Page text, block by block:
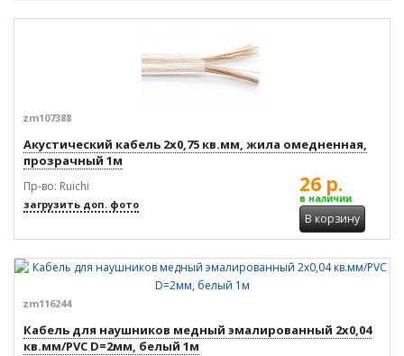
zm107388
Акустический кабель 2x0,75 кв.мм, жила омедненная,
прозрачный 1м
Пр-во: Ruichi
загрузить доп. фото
26 р.
в наличии
В корзину
zm116244
Кабель для наушников медный эмалированный 2x0,04
кв.мм/PVC D=2мм, белый 1м